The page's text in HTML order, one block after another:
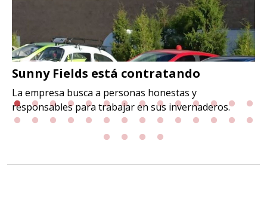
Sunny Fields está contratando
La empresa busca a personas honestas y
responsables para trabajar en sus invernaderos.